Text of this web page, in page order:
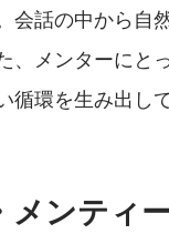
会話の中から自
、メンターにと
循環を生み出し
メンティ